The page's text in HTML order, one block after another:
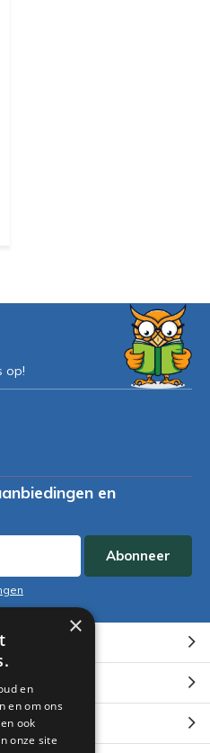
op!
en
Abonneer
×
en
en om ons
ook
onze site